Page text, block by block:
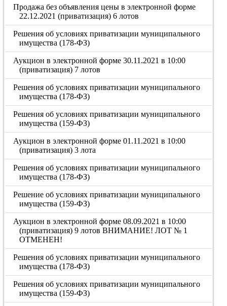
Продажа без объявления цены в электронной форме
22.12.2021 (приватизация) 6 лотов
Решения об условиях приватизации муниципального
имущества (178-ФЗ)
Аукцион в электронной форме 30.11.2021 в 10:00
(приватизация) 7 лотов
Решения об условиях приватизации муниципального
имущества (178-ФЗ)
Решения об условиях приватизации муниципального
имущества (159-ФЗ)
Аукцион в электронной форме 01.11.2021 в 10:00
(приватизация) 3 лота
Решения об условиях приватизации муниципального
имущества (178-ФЗ)
Решение об условиях приватизации муниципального
имущества (159-ФЗ)
Аукцион в электронной форме 08.09.2021 в 10:00
(приватизация) 9 лотов ВНИМАНИЕ! ЛОТ № 1
ОТМЕНЕН!
Решения об условиях приватизации муниципального
имущества (178-ФЗ)
Решения об условиях приватизации муниципального
имущества (159-ФЗ)